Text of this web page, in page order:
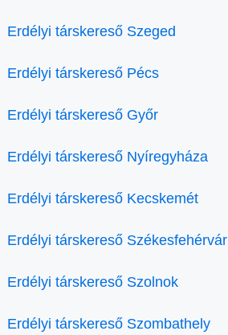
Erdélyi társkereső Szeged
Erdélyi társkereső Pécs
Erdélyi társkereső Győr
Erdélyi társkereső Nyíregyháza
Erdélyi társkereső Kecskemét
Erdélyi társkereső Székesfehérvár
Erdélyi társkereső Szolnok
Erdélyi társkereső Szombathely